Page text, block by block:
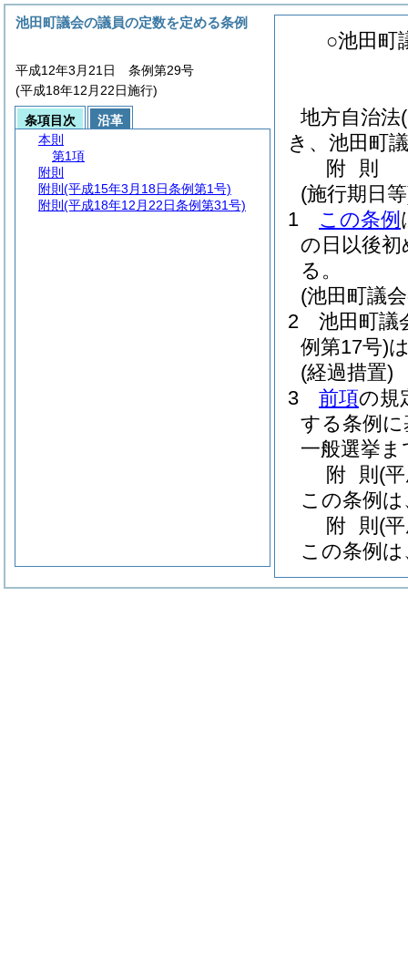
○池田町
地方自治法
き、池田町
附 則
(施行期日
1
この条例
の日以後
る。
(池田町議
2
池田町議
例第17号)
(経過措置)
3
前項の規
する条例
一般選挙
附 則 (
この条例
附 則 (
この条例
池田町議会の議員の定数を定める条例
平成12年3月21日 条例第29号
(平成18年12月22日施行)
条項目次
沿革
本則
第1項
附則
附則 (平成15年3月18日条例第1号)
附則 (平成18年12月22日条例第31号)